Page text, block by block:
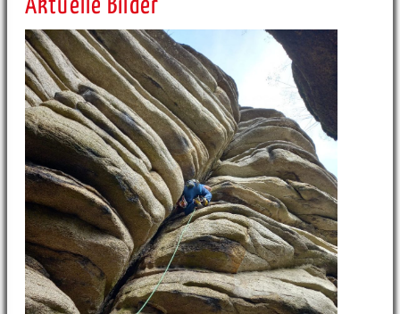
Aktuelle Bilder